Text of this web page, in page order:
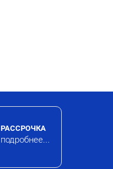
РАССРОЧКА
подробнее...